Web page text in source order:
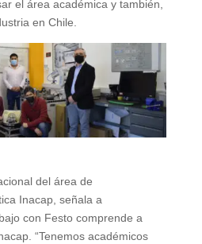
el área académica y también,
en Chile.
del área de
Inacap, señala a
con Festo comprende a
“Tenemos académicos